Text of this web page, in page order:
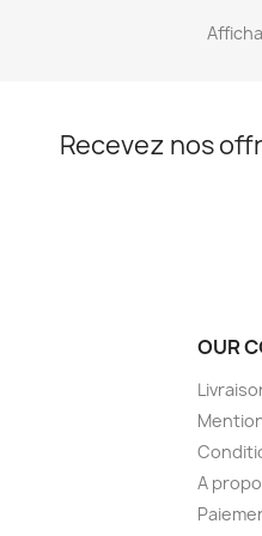
Recevez nos
OUR
A